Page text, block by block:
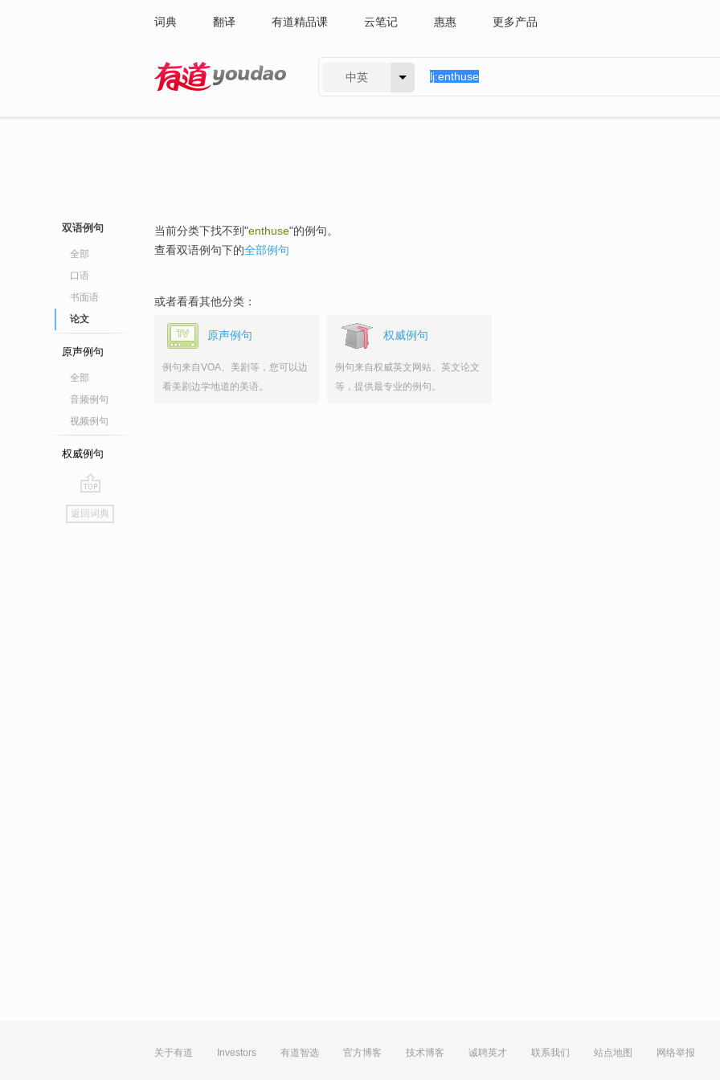
词典 翻译 有道精品课 云笔记 惠惠 更多产品
中英
双语例句
全部
口语
书面语
论文
原声例句
全部
音频例句
视频例句
权威例句
go
top
返回词典
当前分类下找不到"enthuse"的例句。
查看双语例句下的全部例句
或者看看其他分类：
原声例句
例句来自VOA、美剧等，您可以边
看美剧边学地道的美语。
权威例句
例句来自权威英文网站、英文论文
等，提供最专业的例句。
关于有道 Investors 有道智选 官方博客 技术博客 诚聘英才 联系我们 站点地图 网络举报